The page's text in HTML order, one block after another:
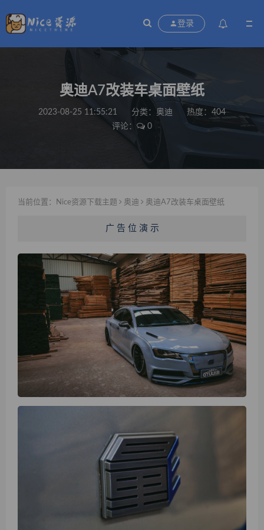
登录
奥迪A7改装车桌面壁纸
2023-08-25 11:55:21 分类： 奥迪
热度：404
评论：
0
当前位置： Nice资源下载主题 奥迪 奥迪A7改装车桌面壁纸
广 告 位 演 示